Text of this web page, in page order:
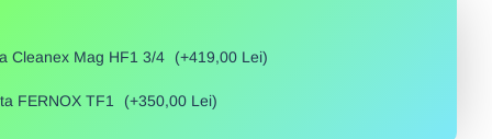
Cleanex Mag HF1 3/4 (+419,00 Lei)
FERNOX TF1 (+350,00 Lei)